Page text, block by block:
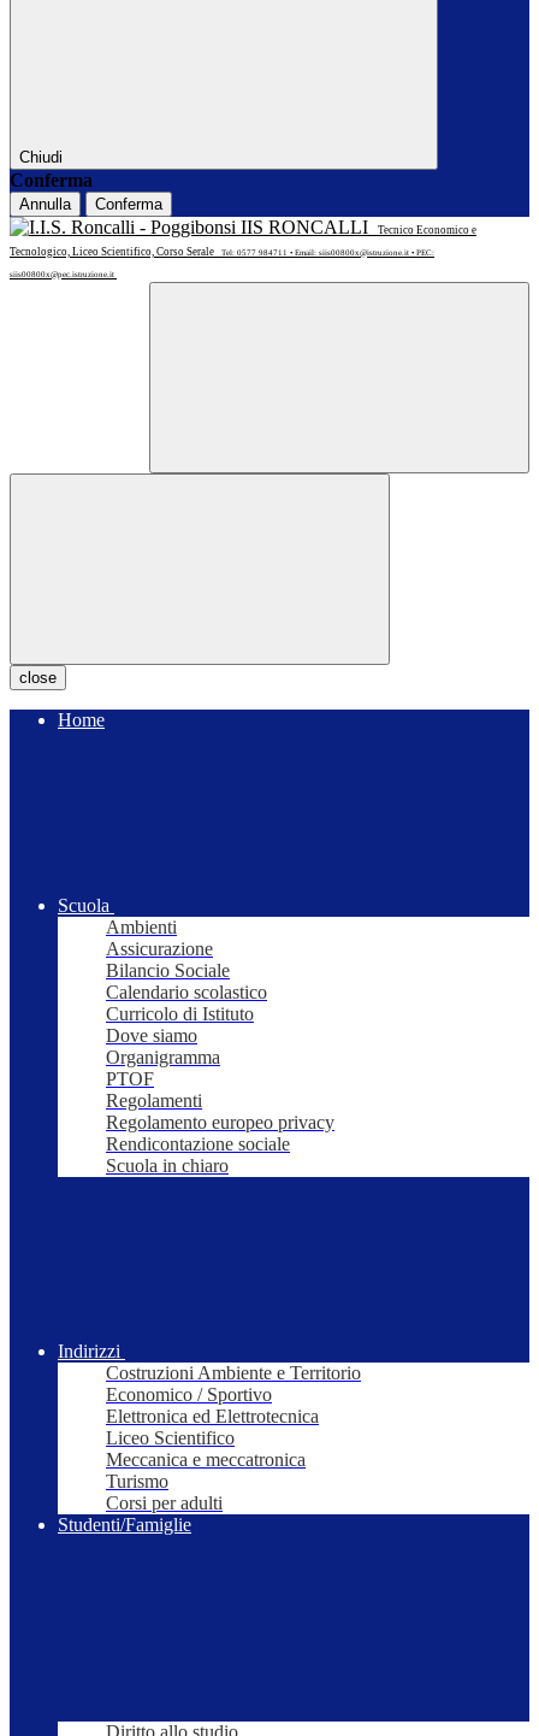
Chiudi
Conferma
Annulla Conferma
IIS RONCALLI
Tecnico Economico e
Tecnologico, Liceo Scientifico, Corso Serale
Tel: 0577 984711 • Email: siis00800x@istruzione.it • PEC:
siis00800x@pec.istruzione.it
close
Home
Scuola
Ambienti
Assicurazione
Bilancio Sociale
Calendario scolastico
Curricolo di Istituto
Dove siamo
Organigramma
PTOF
Regolamenti
Regolamento europeo privacy
Rendicontazione sociale
Scuola in chiaro
Indirizzi
Costruzioni Ambiente e Territorio
Economico / Sportivo
Elettronica ed Elettrotecnica
Liceo Scientifico
Meccanica e meccatronica
Turismo
Corsi per adulti
Studenti/Famiglie